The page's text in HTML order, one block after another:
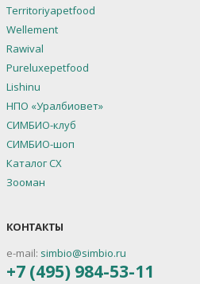
Territoriyapetfood
Wellement
Rawival
Pureluxepetfood
Lishinu
НПО «Уралбиовет»
СИМБИО-клуб
СИМБИО-шоп
Каталог СХ
Зооман
КОНТАКТЫ
e-mail: simbio@simbio.ru
+7 (495) 984-53-11